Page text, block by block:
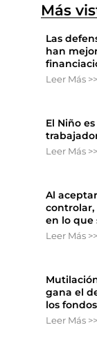
Más
Las
han
Leer Más >>
El Niño
Leer Más >>
Al
controlar,
en lo que
Leer Más >>
gana el
los fondos
Leer Más >>